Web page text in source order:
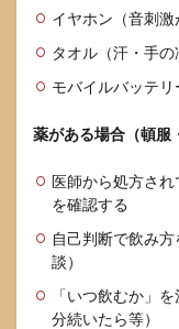
イヤホン（音刺激
タオル（汗・手の
モバイルバッテリ
薬がある場合（頓服
医師から処方さ
を確認する
自己判断で飲み
談）
「いつ飲むか」
分続いたら等）